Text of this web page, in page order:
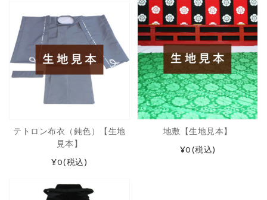
テトロン布衣（鈍色）【生地
見本】
¥0(税込)
地敷【生地見本】
¥0 (税込)